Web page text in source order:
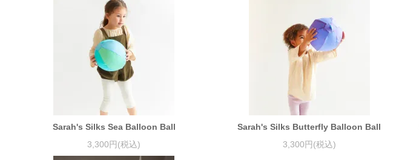
Sarah's Silks Sea Balloon Ball
3,300円(税込)
Sarah's Silks Butterfly Balloon Ball
3,300円(税込)